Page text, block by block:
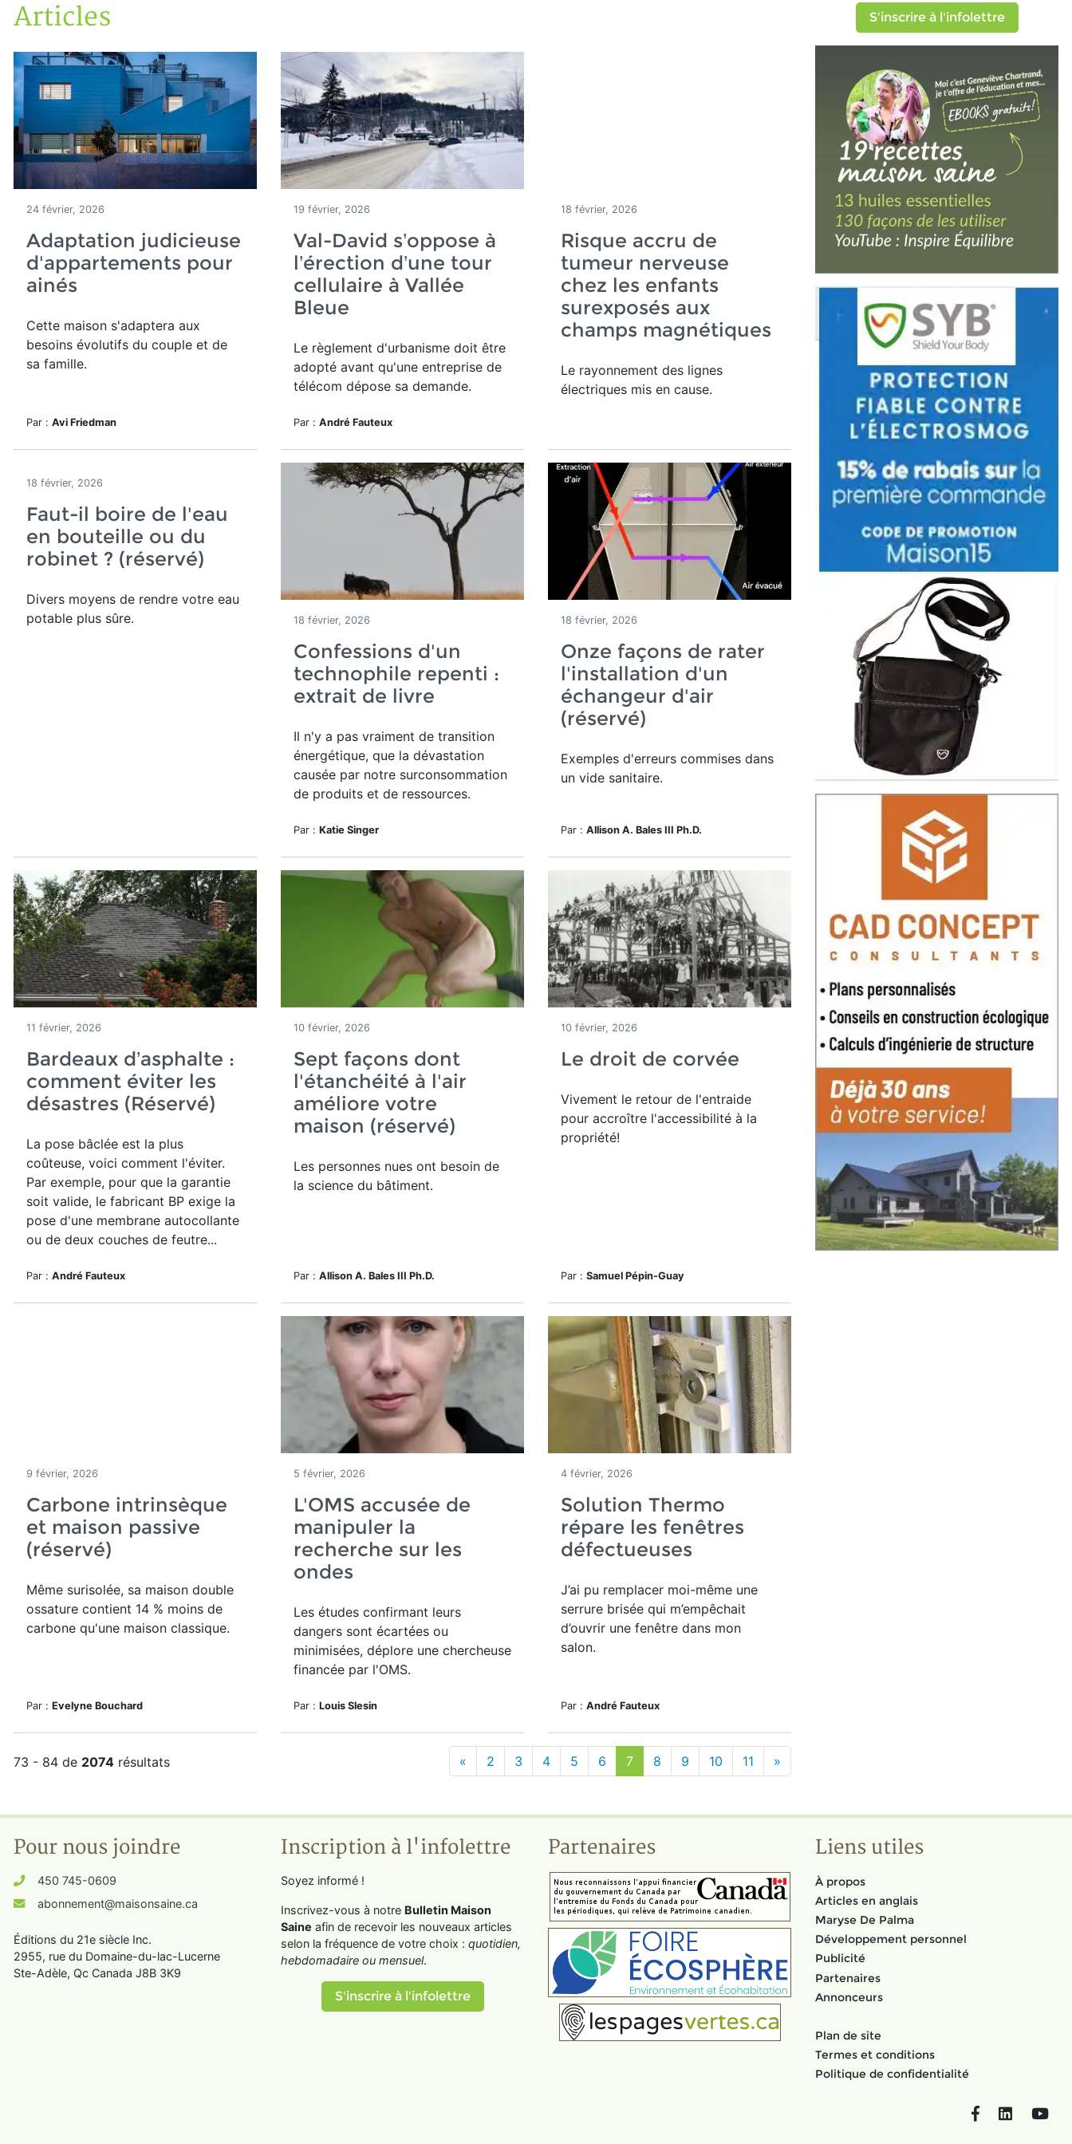
Accueil
Articles
Articles
24 février, 2026
Adaptation judicieuse
d'appartements pour
ainés
Cette maison s'adaptera aux
besoins évolutifs du couple et de
sa famille.
Par : Avi Friedman
19 février, 2026
Val-David s’oppose à
l’érection d’une tour
cellulaire à Vallée
Bleue
Le règlement d'urbanisme doit être
adopté avant qu'une entreprise de
télécom dépose sa demande.
Par : André Fauteux
18 février, 2026
Risque accru de
tumeur nerveuse
chez les enfants
surexposés aux
champs magnétiques
Le rayonnement des lignes
électriques mis en cause.
18 février, 2026
Faut-il boire de l'eau
en bouteille ou du
robinet ? (réservé)
Divers moyens de rendre votre eau
potable plus sûre.
18 février, 2026
Confessions d'un
technophile repenti :
extrait de livre
Il n'y a pas vraiment de transition
énergétique, que la dévastation
causée par notre surconsommation
de produits et de ressources.
Par : Katie Singer
18 février, 2026
Onze façons de rater
l'installation d'un
échangeur d'air
(réservé)
Exemples d'erreurs commises dans
un vide sanitaire.
Par : Allison A. Bales III Ph.D.
11 février, 2026
Bardeaux d’asphalte :
comment éviter les
désastres (Réservé)
La pose bâclée est la plus
coûteuse, voici comment l'éviter.
Par exemple, pour que la garantie
soit valide, le fabricant BP exige la
pose d'une membrane autocollante
ou de deux couches de feutre...
Par : André Fauteux
10 février, 2026
Sept façons dont
l'étanchéité à l'air
améliore votre
maison (réservé)
Les personnes nues ont besoin de
la science du bâtiment.
Par : Allison A. Bales III Ph.D.
10 février, 2026
Le droit de corvée
Vivement le retour de l'entraide
pour accroître l'accessibilité à la
propriété!
Par : Samuel Pépin-Guay
9 février, 2026
Carbone intrinsèque
et maison passive
(réservé)
Même surisolée, sa maison double
ossature contient 14 % moins de
carbone qu'une maison classique.
Par : Evelyne Bouchard
5 février, 2026
L'OMS accusée de
manipuler la
recherche sur les
ondes
Les études confirmant leurs
dangers sont écartées ou
minimisées, déplore une chercheuse
financée par l'OMS.
Par : Louis Slesin
4 février, 2026
Solution Thermo
répare les fenêtres
défectueuses
J’ai pu remplacer moi-même une
serrure brisée qui m’empêchait
d’ouvrir une fenêtre dans mon
salon.
Par : André Fauteux
73 - 84 de 2074 résultats « 2 3 4 5 6 7 8 9 10 11 »
S'inscrire à l'infolettre
Pour nous joindre
450 745-0609
abonnement@maisonsaine.ca
Éditions du 21e siècle Inc.
2955, rue du Domaine-du-lac-Lucerne
Ste-Adèle, Qc Canada J8B 3K9
Inscription à l'infolettre
Soyez informé !
Inscrivez-vous à notre Bulletin Maison
Saine afin de recevoir les nouveaux articles
selon la fréquence de votre choix : quotidien,
hebdomadaire ou mensuel.
S'inscrire à l'infolettre
Partenaires Liens utiles
À propos
Articles en anglais
Maryse De Palma
Développement personnel
Publicité
Partenaires
Annonceurs
Plan de site
Termes et conditions
Politique de confidentialité
FacebookLinkedIn